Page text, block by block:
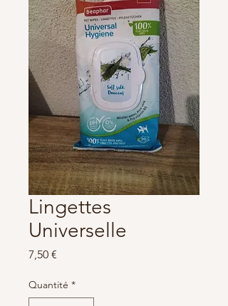
Lingettes
Universelle
7,50 €
Quantité *